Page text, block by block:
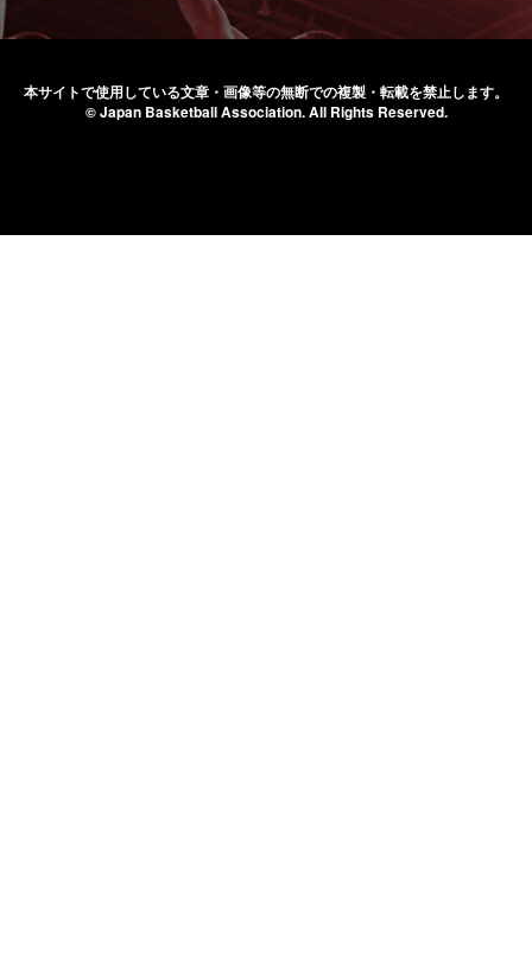
本サイトで使用している文章・画像等の無断での複製・転載を禁止します。
© Japan Basketball Association.All Rights Reserved.